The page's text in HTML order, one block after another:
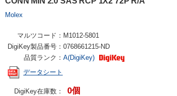
Molex
マルツコード： M1012-5801
DigiKey製品番号： 0768661215-ND
品質ランク： A(DigiKey)
データシート
DigiKey在庫数： 0個